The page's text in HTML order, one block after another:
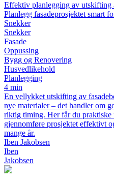
Effektiv planlegging av utskifting
Planlegg fasadeprosjektet smart
Snekker
Snekker
Fasade
Oppussing
Bygg og Renovering
Husvedlikehold
Planlegging
4 min
En vellykket utskifting av
nye materialer – det handler om
riktig timing. Her får du praktiske
gjennomføre prosjektet effektivt
mange år.
Iben Jakobsen
Iben
Jakobsen